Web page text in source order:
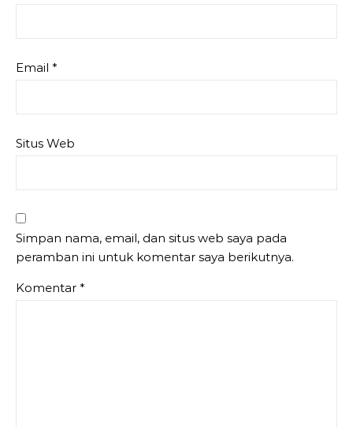
Email *
Situs Web
Simpan nama, email, dan situs web saya pada
peramban ini untuk komentar saya berikutnya.
Komentar *